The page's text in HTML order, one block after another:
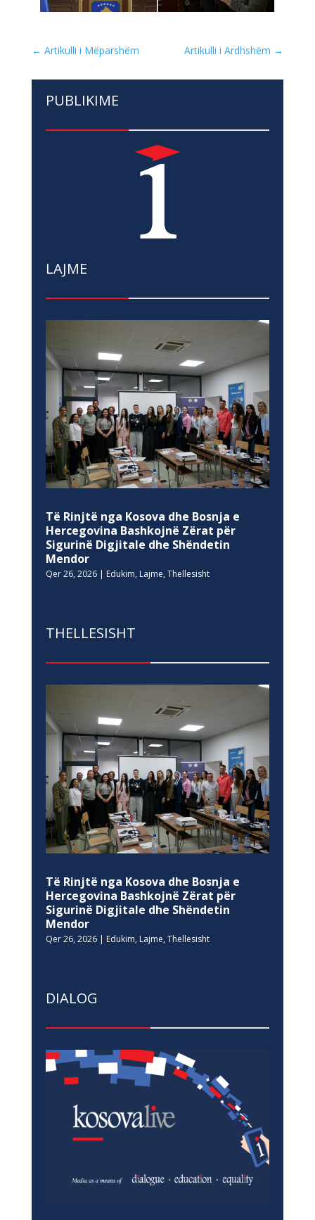
← Artikulli i Mëparshëm Artikulli i Ardhshëm →
PUBLIKIME
LAJME
Të Rinjtë nga Kosova dhe Bosnja e
Hercegovina Bashkojnë Zërat për
Sigurinë Digjitale dhe Shëndetin
Mendor
Qer 26, 2026| Edukim, Lajme, Thellesisht
THELLESISHT
Të Rinjtë nga Kosova dhe Bosnja e
Hercegovina Bashkojnë Zërat për
Sigurinë Digjitale dhe Shëndetin
Mendor
Qer 26, 2026| Edukim, Lajme, Thellesisht
DIALOG